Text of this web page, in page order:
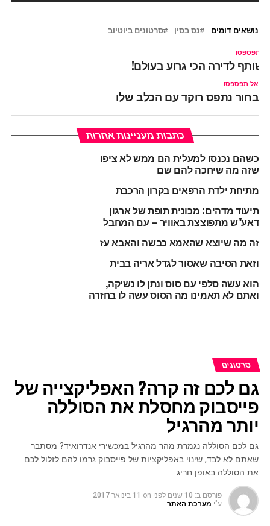
נושאים דומים נס בסין סרטונים ביוטיוב
תפספסו
לדירה הכי גרוע בעולם!
אל תפספסו
בחור נתפס רוקד עם הכלב שלו
כתבות מעניינות אחרות
כשהם נכנסו למעלית הם ממש לא ציפו
שזה מה שיחכה להם שם
מתיחת ילדת הרפאים בקרון הרכבת
תיעוד מדהים: מכונית תופת של ארגון
דאע"ש מתפוצצת באוויר – עם המחבל
זה מה שיוצא שהאמא כבשה והאבא עז
וזאת הסיבה שאסור לגדל אריה בבית
הוא עשה סלפי עם סוס ונתן לו נשיקה,
ואתם לא תאמינו מה הסוס עשה לו בחזרה
סרטונים
גם לכם זה קרה? האפליקצייה של
פייסבוק מחסלת את הסוללה
יותר מהרגיל
גם לכם הסוללה נגמרת מהר מהרגיל במכשירי אנדרואיד? מסתבר
שאתם לא לבד, שינוי באפליקציות של פייסבוק גרמו להם לזלול לכם
את הסוללה באופן חריג
פורסם ב: 10 שנים לפני on 11 בינואר 2017
ע"י מערכת האתר